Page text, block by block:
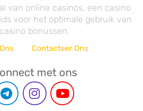
van online casinos, een casino
voor het optimale gebruik van
casino bonussen.
Contacteer Ons
met ons